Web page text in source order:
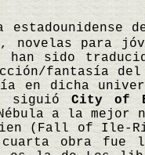
estadounidense
novelas para
han sido
fantasía
en dicha
siguió City of
a la mejor
(Fall of Ile-
obra fue